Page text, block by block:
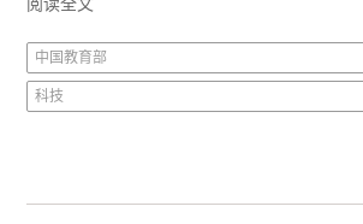
阅读全文
中国教育部
科技